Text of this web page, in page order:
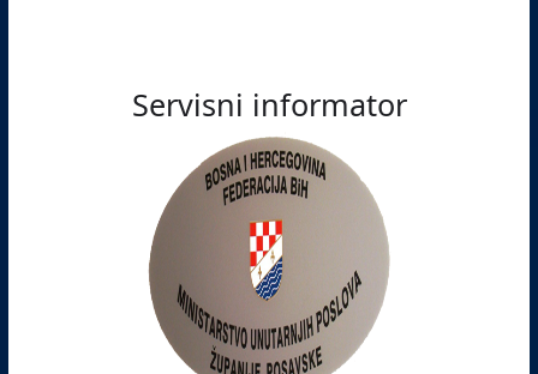
Servisni informator